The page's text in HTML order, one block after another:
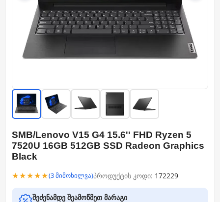
SMB/Lenovo V15 G4 15.6'' FHD Ryzen 5
7520U 16GB 512GB SSD Radeon Graphics
Black
★★★★★(3 მიმოხილვა)პროდუქტის კოდი: 172229
შეძენამდე შეამოწმეთ მარაგი